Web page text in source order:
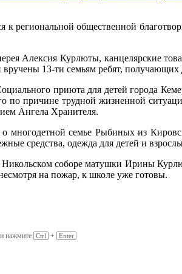
к региональной общественной
Алексия Курлюты, канцелярские
13-ти семьям ребят, получающих
приюта для детей города
причине трудной жизненной
Ангела Хранителя.
многодетной семье Рыбиных из
средства, одежда для детей и
соборе матушки Ирины
на пожар, к школе уже готовы.
нажмите Ctrl + Enter